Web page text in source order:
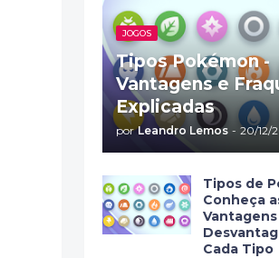
JOGOS
Tipos Pokémon -
Vantagens e
Explicadas
por Leandro Lemos - 20/12/
Tipos de
Conheça
Vantagens
Cada Tipo